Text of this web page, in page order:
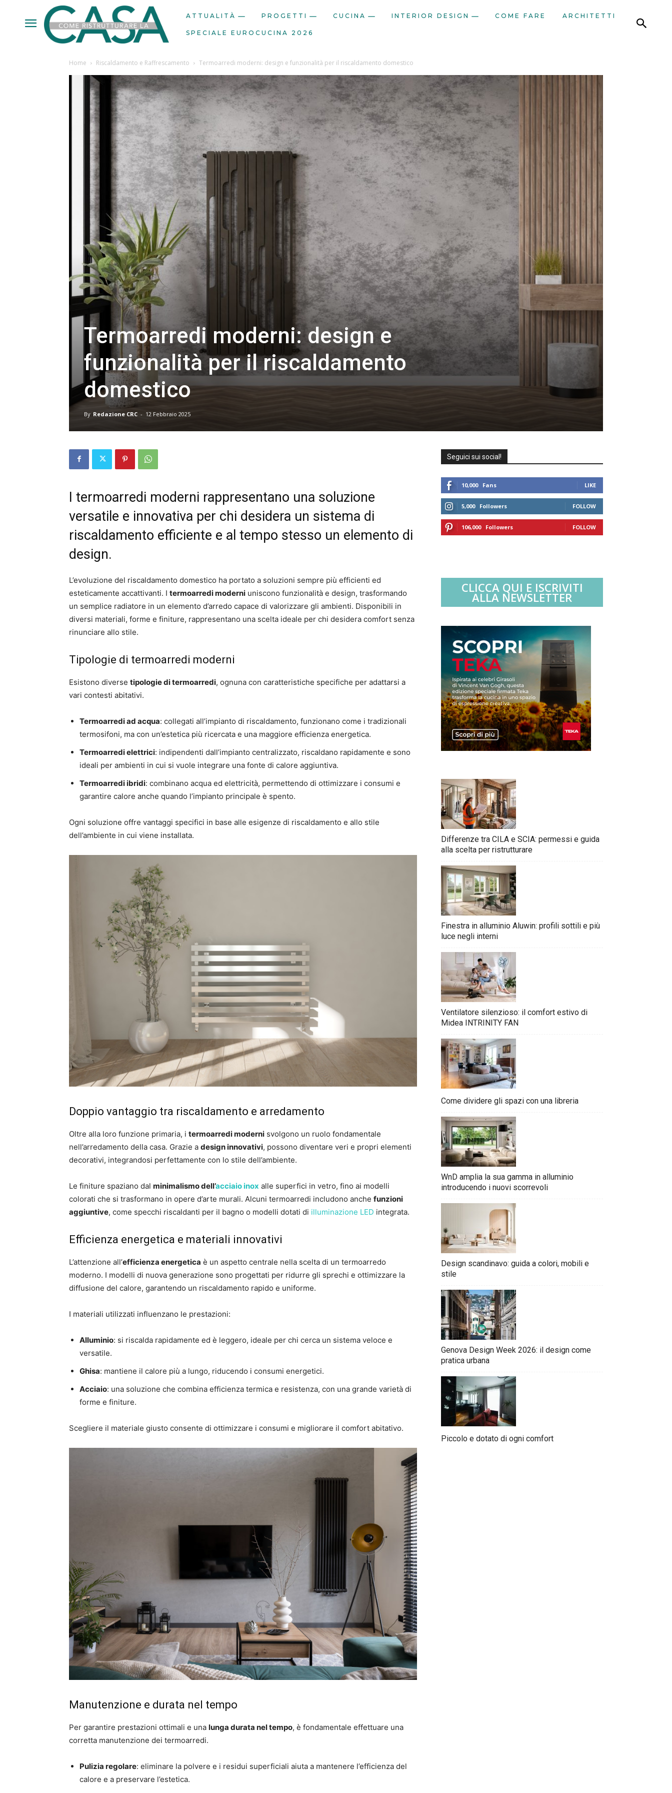
ATTUALITÀ PROGETTI CUCINA INTERIOR DESIGN COME FARE ARCHITETTI
SPECIALE EUROCUCINA 2026
Home Riscaldamento e Raffrescamento Termoarredi moderni: design e funzionalità per il riscaldamento domestico
Termoarredi moderni: design e
funzionalità per il riscaldamento
domestico
By Redazione CRC - 12 Febbraio 2025
I termoarredi moderni rappresentano una soluzione
versatile e innovativa per chi desidera un sistema di
riscaldamento efficiente e al tempo stesso un elemento di
design.
L’evoluzione del riscaldamento domestico ha portato a soluzioni sempre più efficienti ed
esteticamente accattivanti. I termoarredi moderni uniscono funzionalità e design, trasformando
un semplice radiatore in un elemento d’arredo capace di valorizzare gli ambienti. Disponibili in
diversi materiali, forme e finiture, rappresentano una scelta ideale per chi desidera comfort senza
rinunciare allo stile.
Tipologie di termoarredi moderni
Esistono diverse tipologie di termoarredi, ognuna con caratteristiche specifiche per adattarsi a
vari contesti abitativi.
Termoarredi ad acqua: collegati all’impianto di riscaldamento, funzionano come i tradizionali
termosifoni, ma con un’estetica più ricercata e una maggiore efficienza energetica.
Termoarredi elettrici: indipendenti dall’impianto centralizzato, riscaldano rapidamente e sono
ideali per ambienti in cui si vuole integrare una fonte di calore aggiuntiva.
Termoarredi ibridi: combinano acqua ed elettricità, permettendo di ottimizzare i consumi e
garantire calore anche quando l’impianto principale è spento.
Ogni soluzione offre vantaggi specifici in base alle esigenze di riscaldamento e allo stile
dell’ambiente in cui viene installata.
Doppio vantaggio tra riscaldamento e arredamento
Oltre alla loro funzione primaria, i termoarredi moderni svolgono un ruolo fondamentale
nell’arredamento della casa. Grazie a design innovativi, possono diventare veri e propri elementi
decorativi, integrandosi perfettamente con lo stile dell’ambiente.
Le finiture spaziano dal minimalismo dell’acciaio inox alle superfici in vetro, fino ai modelli
colorati che si trasformano in opere d’arte murali. Alcuni termoarredi includono anche funzioni
aggiuntive, come specchi riscaldanti per il bagno o modelli dotati di illuminazione LED integrata.
Efficienza energetica e materiali innovativi
L’attenzione all’efficienza energetica è un aspetto centrale nella scelta di un termoarredo
moderno. I modelli di nuova generazione sono progettati per ridurre gli sprechi e ottimizzare la
diffusione del calore, garantendo un riscaldamento rapido e uniforme.
I materiali utilizzati influenzano le prestazioni:
Alluminio: si riscalda rapidamente ed è leggero, ideale per chi cerca un sistema veloce e
versatile.
Ghisa: mantiene il calore più a lungo, riducendo i consumi energetici.
Acciaio: una soluzione che combina efficienza termica e resistenza, con una grande varietà di
forme e finiture.
Scegliere il materiale giusto consente di ottimizzare i consumi e migliorare il comfort abitativo.
Manutenzione e durata nel tempo
Per garantire prestazioni ottimali e una lunga durata nel tempo, è fondamentale effettuare una
corretta manutenzione dei termoarredi.
Pulizia regolare: eliminare la polvere e i residui superficiali aiuta a mantenere l’efficienza del
calore e a preservare l’estetica.
Seguici sui social!
10,000 Fans LIKE
5,000 Followers FOLLOW
106,000 Followers FOLLOW
CLICCA QUI E ISCRIVITI
ALLA NEWSLETTER
Differenze tra CILA e SCIA: permessi e guida
alla scelta per ristrutturare
Finestra in alluminio Aluwin: profili sottili e più
luce negli interni
Ventilatore silenzioso: il comfort estivo di
Midea INTRINITY FAN
Come dividere gli spazi con una libreria
WnD amplia la sua gamma in alluminio
introducendo i nuovi scorrevoli
Design scandinavo: guida a colori, mobili e
stile
Genova Design Week 2026: il design come
pratica urbana
Piccolo e dotato di ogni comfort